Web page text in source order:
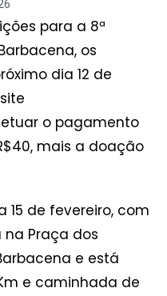
para a 8ª
os
dia 12 de
o pagamento
mais a doação
de fevereiro, com
Praça dos
e está
e caminhada de